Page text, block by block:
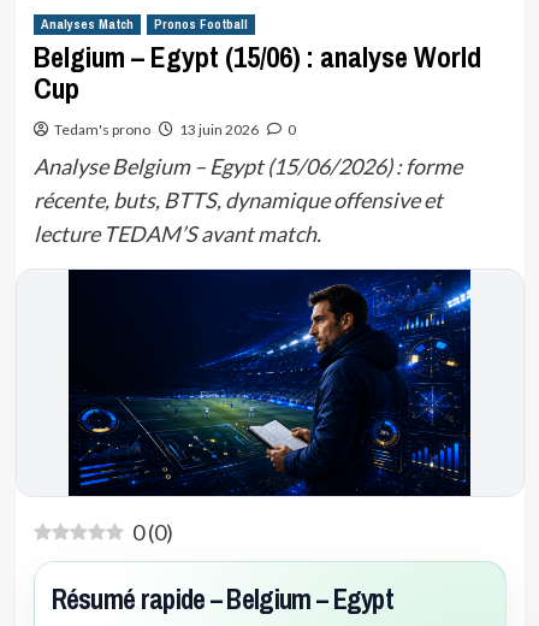
Analyses Match Pronos Football
Belgium – Egypt (15/06) : analyse World
Cup
Tedam's prono 13 juin 2026 0
Analyse Belgium – Egypt (15/06/2026) : forme
récente, buts, BTTS, dynamique offensive et
lecture TEDAM’S avant match.
0(0)
Résumé rapide – Belgium – Egypt